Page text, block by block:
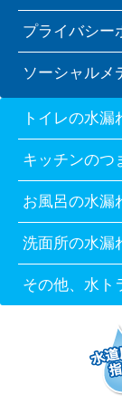
プライバシー
ソーシャルメ
トイレの水
キッチンのつ
お風呂の水漏
洗面所の水漏
その他、水ト